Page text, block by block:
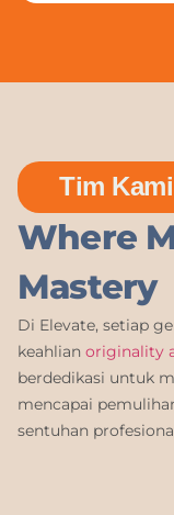
Tim Kami
Where
Mastery
Di Elevate, setiap
keahlian originality
berdedikasi untuk
mencapai
sentuhan